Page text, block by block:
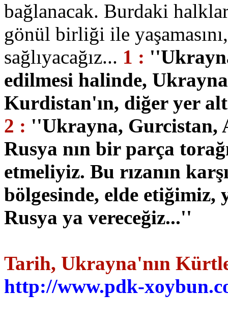
bağlanacak. Burdaki
gönül birliği ile
sağlıyacağız... 1 :
edilmesi halinde,
Kurdistan'ın, diğer yer
2 : ''Ukrayna, Gurcistan,
Rusya nın bir parça
etmeliyiz. Bu rızanın
bölgesinde, elde etiğimiz,
Rusya ya vereceğiz...''
Tarih, Ukrayna'nın
http://www.pdk-